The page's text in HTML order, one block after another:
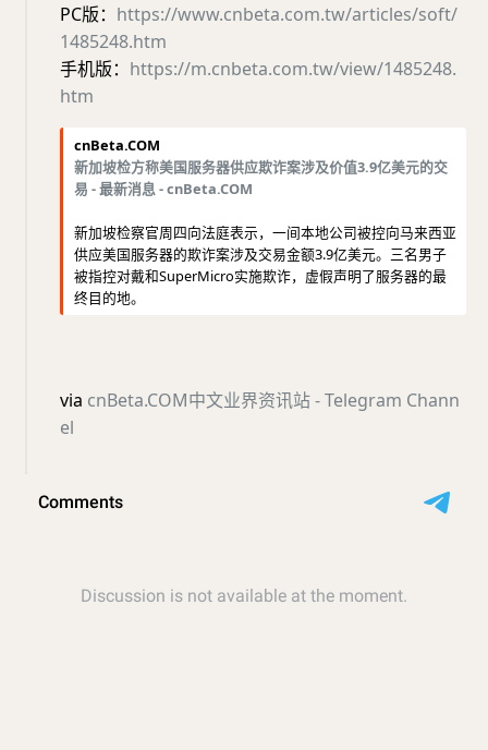
PC版： https://www.cnbeta.com.tw/articles/soft/
1485248.htm
手机版： https://m.cnbeta.com.tw/view/1485248.
htm
cnBeta.COM
新加坡检方称美国服务器供应欺诈案涉及价值3.9亿美元的交
易 - 最新消息 - cnBeta.COM
新加坡检察官周四向法庭表示，一间本地公司被控向马来西亚
供应美国服务器的欺诈案涉及交易金额3.9亿美元。三名男子
被指控对戴和SuperMicro实施欺诈，虚假声明了服务器的最
终目的地。
via cnBeta.COM中文业界资讯站 - Telegram Chann
el